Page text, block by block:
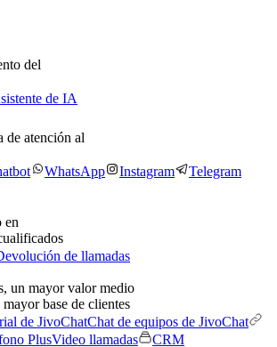
del
de IA
de atención al
WhatsApp Instagram Telegram
en
de llamadas
un mayor valor medio
base de clientes
de JivoChatChat de equipos de JivoChat
PlusVideo llamadas
CRM